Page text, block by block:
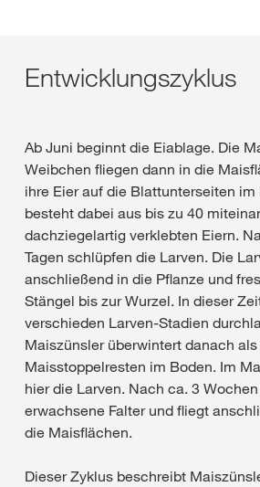
Entwicklungszyklus
Ab Juni beginnt die Eiablage. Die
Weibchen fliegen dann in die
ihre Eier auf die Blattunterseiten im
besteht dabei aus bis zu 40
dachziegelartig verklebten Eiern.
Tagen schlüpfen die Larven. Die
anschließend in die Pflanze und
Stängel bis zur Wurzel. In dieser
verschieden Larven-Stadien
Maiszünsler überwintert danach
Maisstoppelresten im Boden. Im
hier die Larven. Nach ca. 3
erwachsene Falter und fliegt
die Maisflächen.
Dieser Zyklus beschreibt